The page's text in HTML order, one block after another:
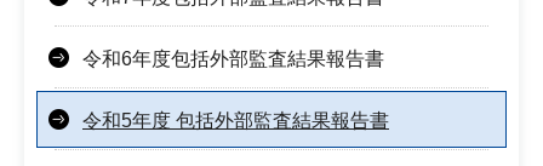
令和6年度包括外部監査結果報告書
令和5年度 包括外部監査結果報告書